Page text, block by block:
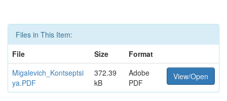
Files in This Item:
File
Size
Format
Migalevich_Kontseptsi
ya.PDF
372.39
kB
Adobe
PDF
View/Open